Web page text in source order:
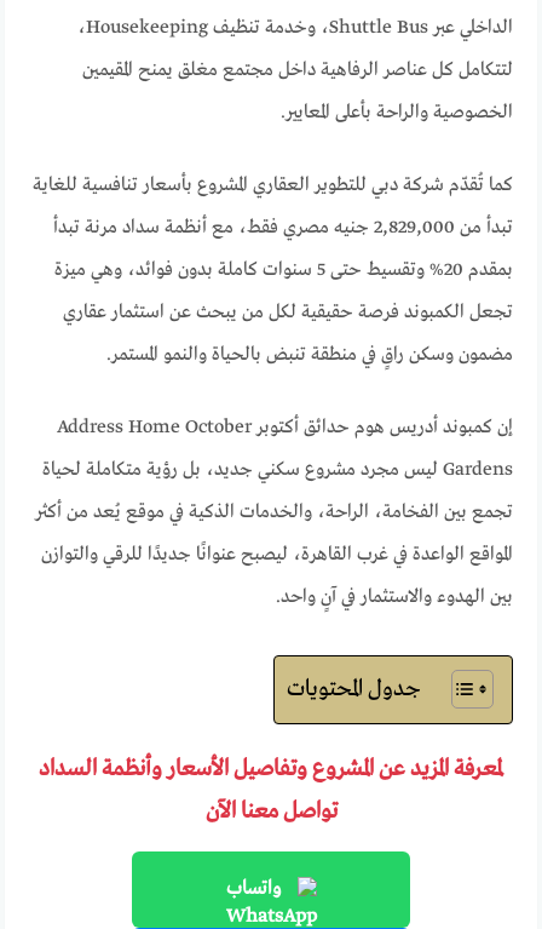
الداخلي عبر Shuttle Bus، وخدمة تنظيف Housekeeping،
لتتكامل كل عناصر الرفاهية داخل مجتمع مغلق يمنح المقيمين
الخصوصية والراحة بأعلى المعايير.
كما تُقدّم شركة دبي للتطوير العقاري المشروع بأسعار تنافسية للغاية
تبدأ من 2,829,000 جنيه مصري فقط، مع أنظمة سداد مرنة تبدأ
بمقدم 20% وتقسيط حتى 5 سنوات كاملة بدون فوائد، وهي ميزة
تجعل الكمبوند فرصة حقيقية لكل من يبحث عن استثمار عقاري
مضمون وسكن راقٍ في منطقة تنبض بالحياة والنمو المستمر.
إن كمبوند أدريس هوم حدائق أكتوبر Address Home October
Gardens ليس مجرد مشروع سكني جديد، بل رؤية متكاملة لحياة
تجمع بين الفخامة، الراحة، والخدمات الذكية في موقع يُعد من أكثر
المواقع الواعدة في غرب القاهرة، ليصبح عنوانًا جديدًا للرقي والتوازن
بين الهدوء والاستثمار في آنٍ واحد.
جدول المحتويات
لمعرفة المزيد عن المشروع وتفاصيل الأسعار وأنظمة السداد
تواصل معنا الآن
واتساب